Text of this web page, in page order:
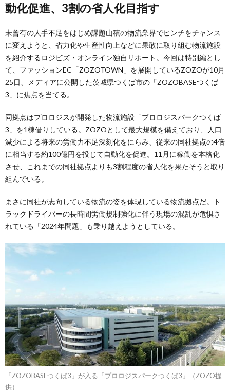
動化促進、3割の省人化目指す
未曾有の人手不足をはじめ課題山積の物流業界でピンチをチャンス
に変えようと、省力化や生産性向上などに果敢に取り組む物流施設
を紹介するロジビズ・オンライン独自リポート。今回は特別編とし
て、ファッションEC「ZOZOTOWN」を展開しているZOZOが10月
25日、メディアに公開した茨城県つくば市の「ZOZOBASEつくば
3」に焦点を当てる。
同拠点はプロロジスが開発した物流施設「プロロジスパークつくば
3」を1棟借りしている。ZOZOとして最大規模を備えており、人口
減少による将来の労働力不足深刻化をにらみ、従来の同社拠点の4倍
に相当する約100億円を投じて自動化を促進。11月に稼働を本格化
させ、これまでの同社拠点よりも3割程度の省人化を果たそうと取り
組んでいる。
まさに同社が志向している物流の姿を体現している物流拠点だ。ト
ラックドライバーの長時間労働規制強化に伴う現場の混乱が危惧さ
れている「2024年問題」も乗り越えようとしている。
「ZOZOBASEつくば3」が入る「プロロジスパークつくば3」（ZOZO提
供）